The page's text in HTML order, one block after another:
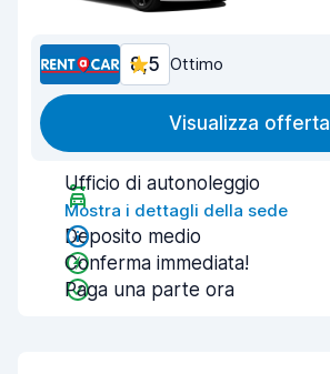
8,5 Ottimo
Visualizza offerta
Ufficio di autonoleggio
Mostra i dettagli della sede
Deposito medio
Conferma immediata!
Paga una parte ora